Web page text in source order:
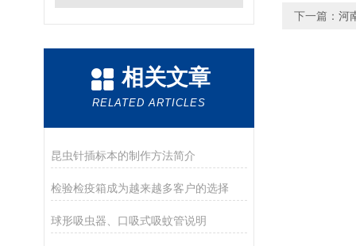
相关文章
RELATED ARTICLES
昆虫针插标本的制作方法简介
检验检疫箱成为越来越多客户的选择
球形吸虫器、口吸式吸蚊管说明
下一篇： 河